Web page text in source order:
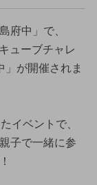
府中」で、
ューブチャレ
」が開催されま
イベントで、
子で一緒に参